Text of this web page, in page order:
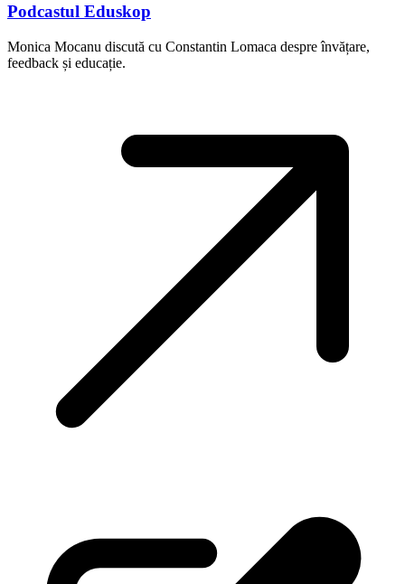
Podcastul Eduskop
Monica Mocanu discută cu Constantin Lomaca despre învățare,
feedback și educație.